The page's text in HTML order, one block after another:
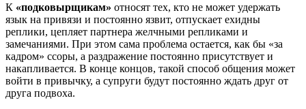
К «подковырщикам» относят тех, кто не может удержать
язык на привязи и постоянно язвит, отпускает ехидны
реплики, цепляет партнера желчными репликами и
замечаниями. При этом сама проблема остается, как бы «за
кадром» ссоры, а раздражение постоянно присутствует и
накапливается. В конце концов, такой способ общения может
войти в привычку, а супруги будут постоянно ждать друг от
друга подвоха.